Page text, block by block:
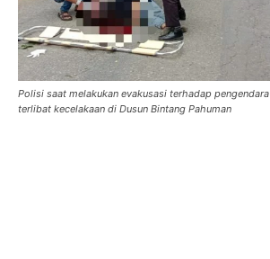
Polisi saat melakukan evakusasi terhadap
terlibat kecelakaan di Dusun Bintang Pahuman